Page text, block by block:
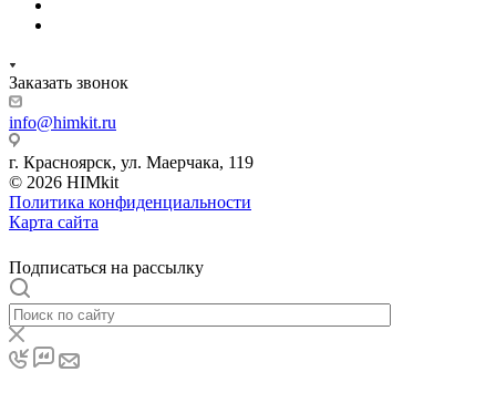
Заказать звонок
info@himkit.ru
г. Красноярск, ул. Маерчака, 119
© 2026 HIMkit
Политика конфиденциальности
Карта сайта
Подписаться на рассылку